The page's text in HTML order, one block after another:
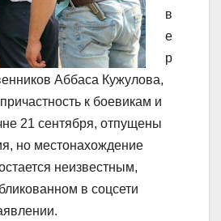
в
е
р
Аббаса Кужулова,
к боевикам и
21 сентября, отпущены
но местонахождение
неизвестным,
в соцсети